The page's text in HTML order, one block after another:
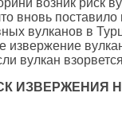
возник риск
вновь
вулканов в
извержение
вулкан
ИЗВЕРЖЕНИЯ